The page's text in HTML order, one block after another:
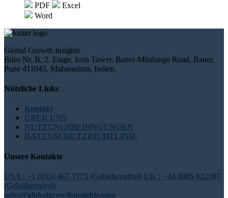
PDF
Excel
Word
Global Growth Insights
Büro Nr. B, 2. Etage, Icon Tower, Baner-Mhalunge Road, Baner,
Pune 411045, Maharashtra, Indien.
Nützliche Links
Kontakt
ÜBER UNS
NUTZUNGSBEDINGUNGEN
DATENSCHUTZRICHTLINIE
Unsere Kontakte
USA : +1 (855) 467-7775 (Gebührenfrei) UK : +44 8085 022397
(Gebührenfrei)
sales@globalgrowthinsights.com